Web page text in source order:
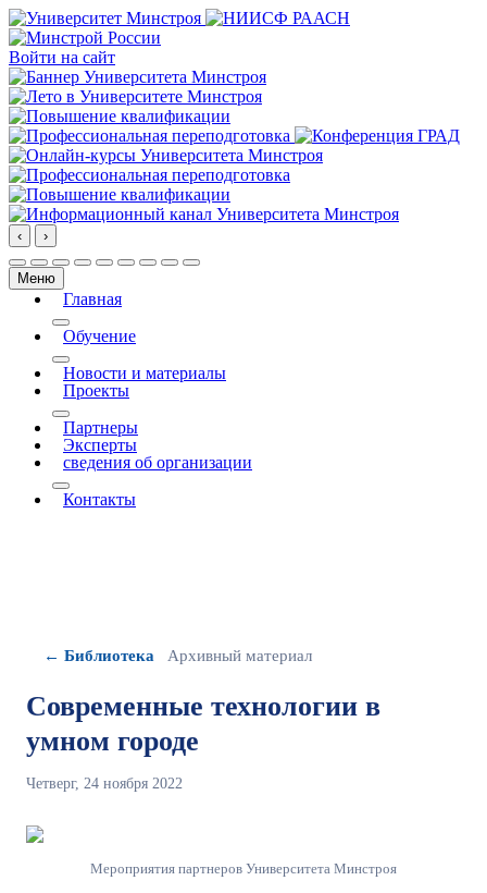
Войти на сайт
‹ ›
Меню
Главная
More about: Главная
Обучение
More about: Обучение
Новости и материалы
Проекты
More about: Проекты
Партнеры
Эксперты
сведения об организации
More about: сведения об организации
Контакты
← Библиотека Архивный материал
Современные технологии в
умном городе
Четверг, 24 ноября 2022
Мероприятия партнеров Университета Минстроя